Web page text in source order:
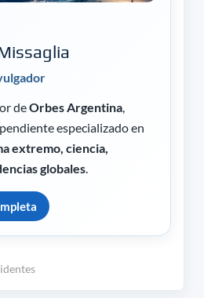
deOrbes Argentina,
especializado en
extremo, ciencia,
globales.